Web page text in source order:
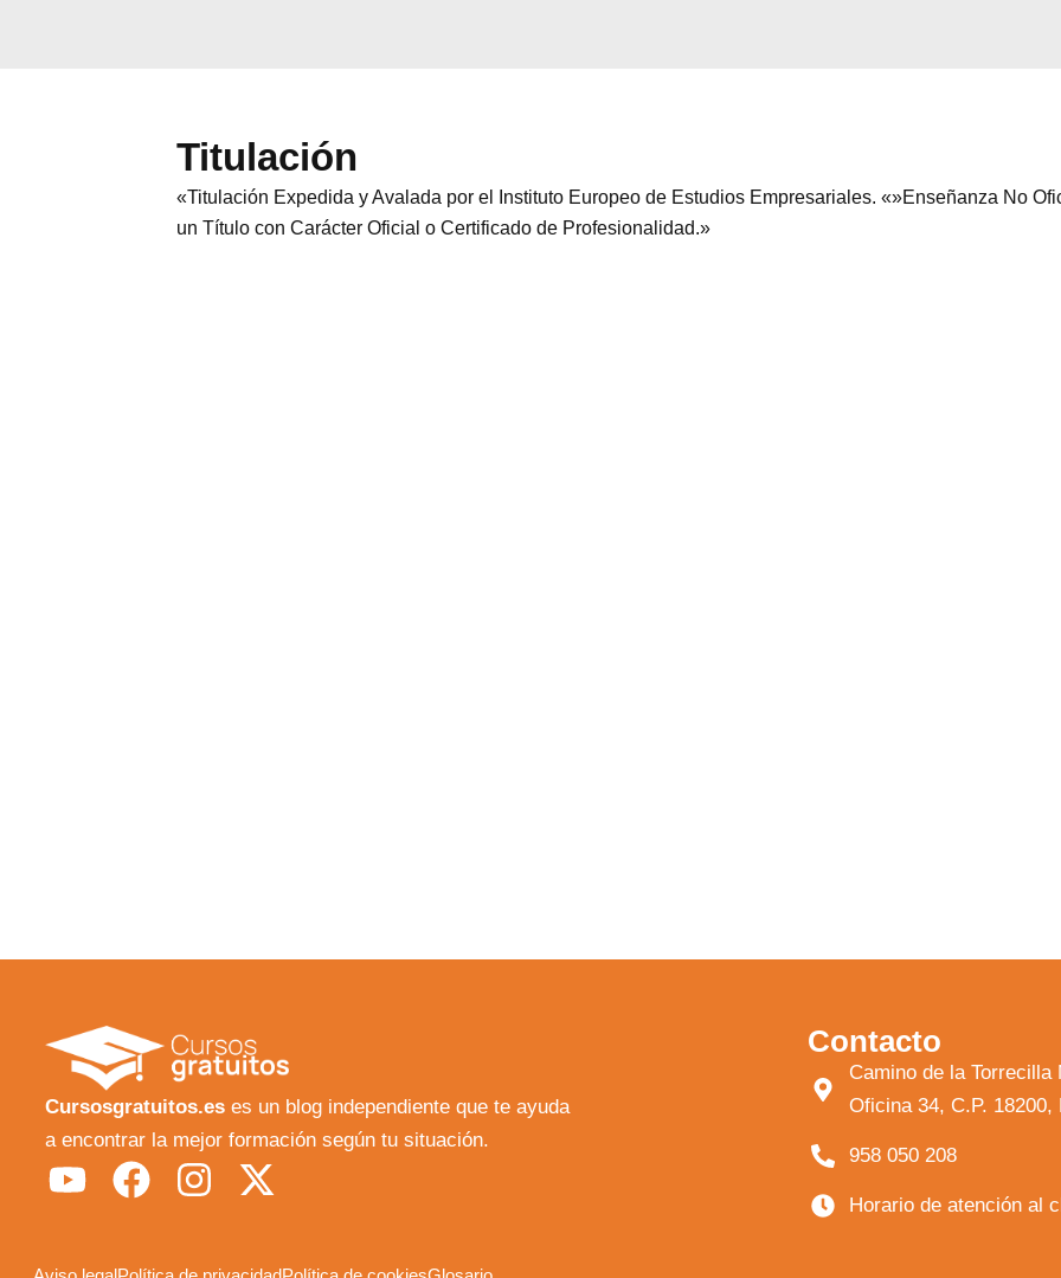
Titulación
«Titulación Expedida y Avalada por el Instituto Europeo de Estudios Empresariales. «»Enseñanza No
un Título con Carácter Oficial o Certificado de Profesionalidad.»
Cursosgratuitos.es es un blog independiente que te ayuda
a encontrar la mejor formación según tu situación.
Y
F
a
I
X
Contacto
Camino de la Torrecilla
Oficina 34, C.P. 18200,
958 050 208
Horario de atención al